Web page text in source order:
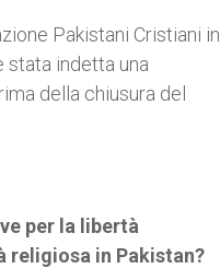
Pakistani Cristiani in
stata indetta una
della chiusura del
per la libertà
religiosa in Pakistan?